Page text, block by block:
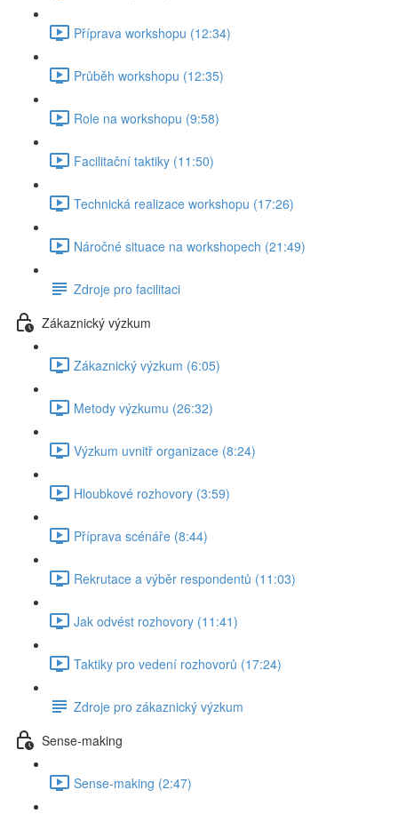
Příprava workshopu (12:34)
Průběh workshopu (12:35)
Role na workshopu (9:58)
Facilitační taktiky (11:50)
Technická realizace workshopu (17:26)
Náročné situace na workshopech (21:49)
Zdroje pro facilitaci
Zákaznický výzkum
Zákaznický výzkum (6:05)
Metody výzkumu (26:32)
Výzkum uvnitř organizace (8:24)
Hloubkové rozhovory (3:59)
Příprava scénáře (8:44)
Rekrutace a výběr respondentů (11:03)
Jak odvést rozhovory (11:41)
Taktiky pro vedení rozhovorů (17:24)
Zdroje pro zákaznický výzkum
Sense-making
Sense-making (2:47)